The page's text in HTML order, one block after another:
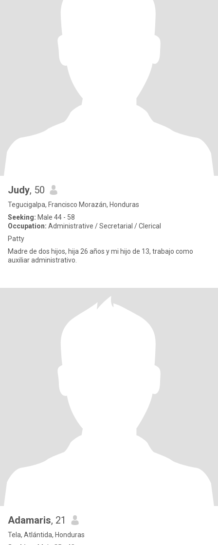
Judy, 50
Tegucigalpa, Francisco Morazán, Honduras
Seeking: Male 44 - 58
Occupation: Administrative / Secretarial / Clerical
Patty
Madre de dos hijos, hija 26 años y mi hijo de 13, trabajo como
auxiliar administrativo.
Adamaris, 21
Tela, Atlántida, Honduras